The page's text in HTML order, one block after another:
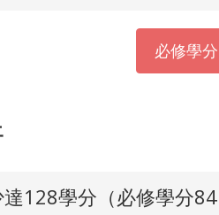
必修學分
128學分（必修學分84